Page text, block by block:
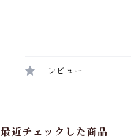
レビュー
最近チェックした商品